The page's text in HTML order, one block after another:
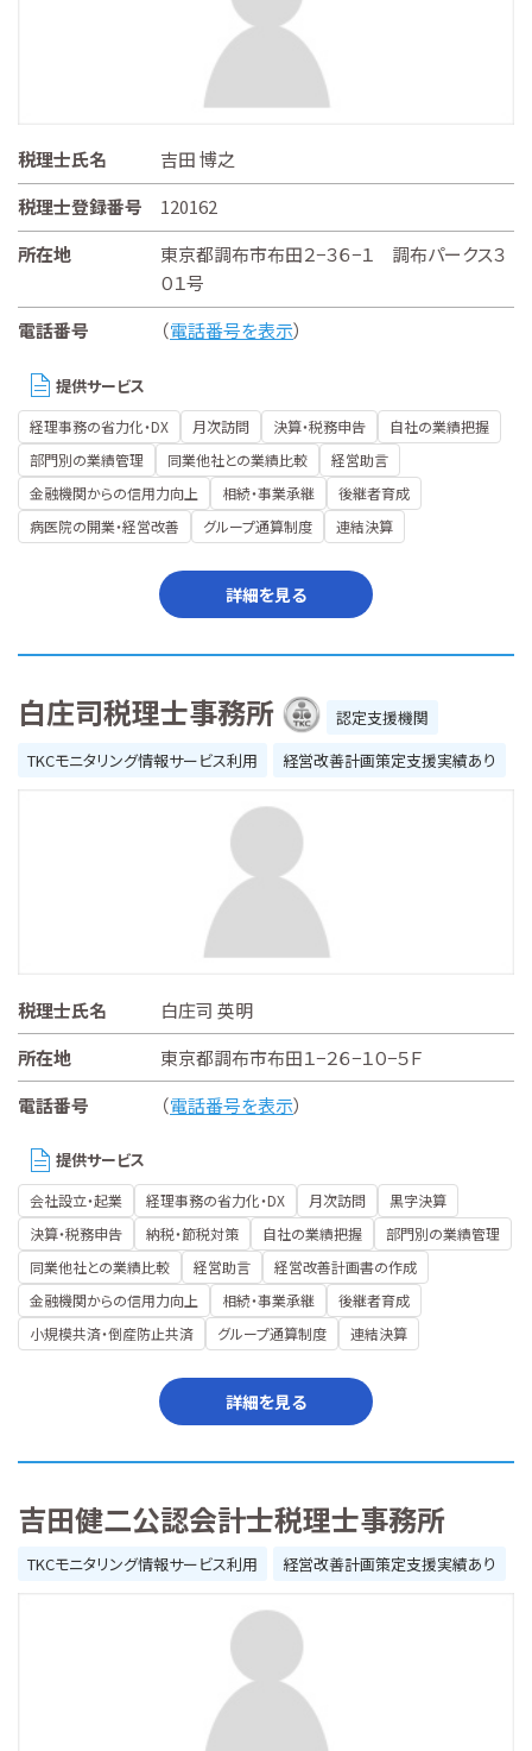
税理士氏名
吉田 博之
税理士登録番号
120162
所在地
東京都調布市布田２−３６−１ 調布パークス３
０１号
電話番号
（電話番号を表示）
提供サービス
経理事務の省力化・DX 月次訪問 決算・税務申告
自社の業績把握
部門別の業績管理
同業他社との業績比較
経営助言
金融機関からの信用力向上
相続・事業承継
後継者育成
病医院の開業・経営改善
グループ通算制度 連結決算
詳細を見る
白庄司税理士事務所
認定支援機関
TKCモニタリング情報サービス利用
経営改善計画策定支援実績あり
税理士氏名
白庄司 英明
所在地
東京都調布市布田１−２６−１０−５Ｆ
電話番号
（電話番号を表示）
提供サービス
会社設立・起業 経理事務の省力化・DX 月次訪問
黒字決算
決算・税務申告
納税・節税対策 自社の業績把握
部門別の業績管理
同業他社との業績比較
経営助言
経営改善計画書の作成
金融機関からの信用力向上
相続・事業承継
後継者育成
小規模共済・倒産防止共済
グループ通算制度 連結決算
詳細を見る
吉田健二公認会計士税理士事務所
TKCモニタリング情報サービス利用 経営改善計画策定支援実績あり